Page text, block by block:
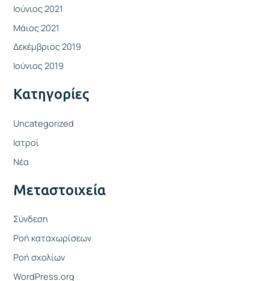
Ιούνιος 2021
Μάιος 2021
Δεκέμβριος 2019
Ιούνιος 2019
Kατηγορίες
Uncategorized
Ιατροί
Νέα
Μεταστοιχεία
Σύνδεση
Ροή καταχωρίσεων
Ροή σχολίων
WordPress.org